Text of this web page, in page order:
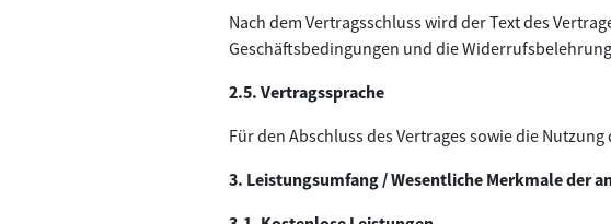
Nach dem Vertragsschluss wird der Text des
Geschäftsbedingungen und die
2.5. Vertragssprache
Für den Abschluss des Vertrages sowie die
3. Leistungsumfang / Wesentliche Merkmale der